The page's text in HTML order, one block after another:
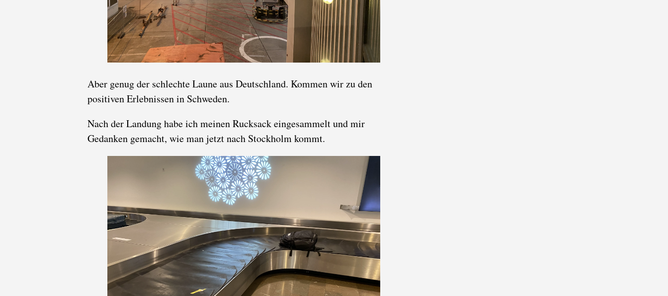
Aber genug der schlechte Laune aus Deutschland. Kommen wir zu den
positiven Erlebnissen in Schweden.
Nach der Landung habe ich meinen Rucksack eingesammelt und mir
Gedanken gemacht, wie man jetzt nach Stockholm kommt.